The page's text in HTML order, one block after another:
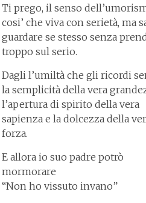
Ti prego, il senso
cosi’ che viva con serietà, ma
guardare se stesso senza
troppo sul serio.
Dagli l’umiltà che gli ricordi
la semplicità della vera
l’apertura di spirito della vera
sapienza e la dolcezza della
forza.
E allora io suo padre potrò
mormorare
“Non ho vissuto invano”